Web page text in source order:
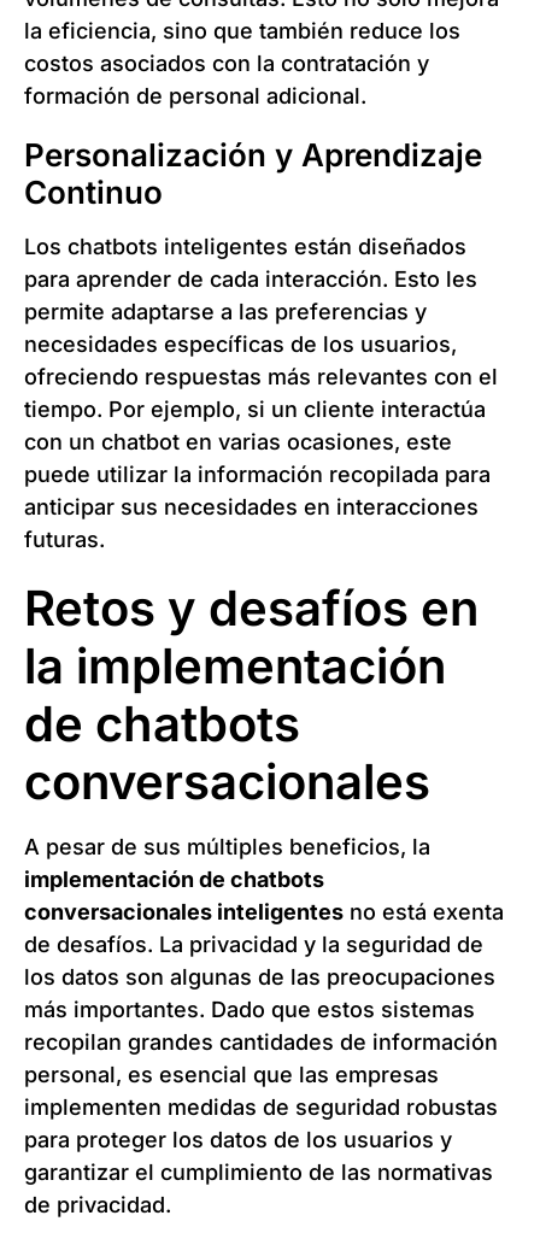
la eficiencia, sino que también reduce los
costos asociados con la contratación y
formación de personal adicional.
Personalización y Aprendizaje
Continuo
Los chatbots inteligentes están diseñados
para aprender de cada interacción. Esto les
permite adaptarse a las preferencias y
necesidades específicas de los usuarios,
ofreciendo respuestas más relevantes con el
tiempo. Por ejemplo, si un cliente interactúa
con un chatbot en varias ocasiones, este
puede utilizar la información recopilada para
anticipar sus necesidades en interacciones
futuras.
Retos y desafíos en
la implementación
de chatbots
conversacionales
A pesar de sus múltiples beneficios, la
implementación de chatbots
conversacionales inteligentes no está exenta
de desafíos. La privacidad y la seguridad de
los datos son algunas de las preocupaciones
más importantes. Dado que estos sistemas
recopilan grandes cantidades de información
personal, es esencial que las empresas
implementen medidas de seguridad robustas
para proteger los datos de los usuarios y
garantizar el cumplimiento de las normativas
de privacidad.